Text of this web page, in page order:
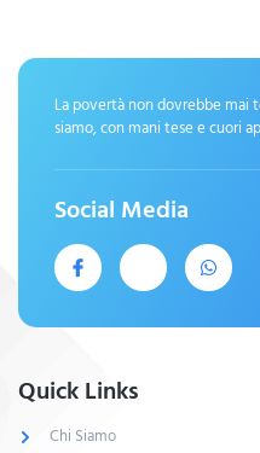
La povertà non dovrebbe mai
siamo, con mani tese e cuori
Social Media
Quick Links
Chi Siamo